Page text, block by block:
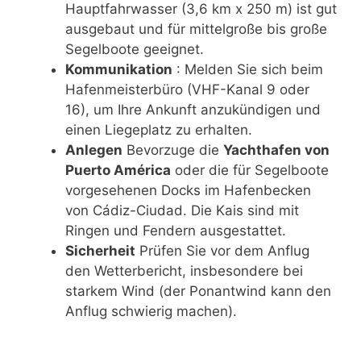
Hauptfahrwasser (3,6 km x 250 m) ist gut
ausgebaut und für mittelgroße bis große
Segelboote geeignet.
Kommunikation : Melden Sie sich beim
Hafenmeisterbüro (VHF-Kanal 9 oder
16), um Ihre Ankunft anzukündigen und
einen Liegeplatz zu erhalten.
Anlegen Bevorzuge die Yachthafen von
Puerto América oder die für Segelboote
vorgesehenen Docks im Hafenbecken
von Cádiz-Ciudad. Die Kais sind mit
Ringen und Fendern ausgestattet.
Sicherheit Prüfen Sie vor dem Anflug
den Wetterbericht, insbesondere bei
starkem Wind (der Ponantwind kann den
Anflug schwierig machen).